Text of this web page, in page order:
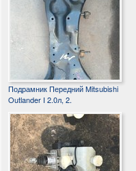
Подрамник Передний Mitsubishi
Outlander I 2.0л, 2.